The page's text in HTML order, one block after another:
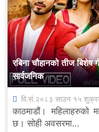
रबिना चौहानको तीज
सार्वजनिक
वि.सं.२०८३ साउन १५
काठमाडौं। महिलाहरुको
छ। सोही अवसरमा...